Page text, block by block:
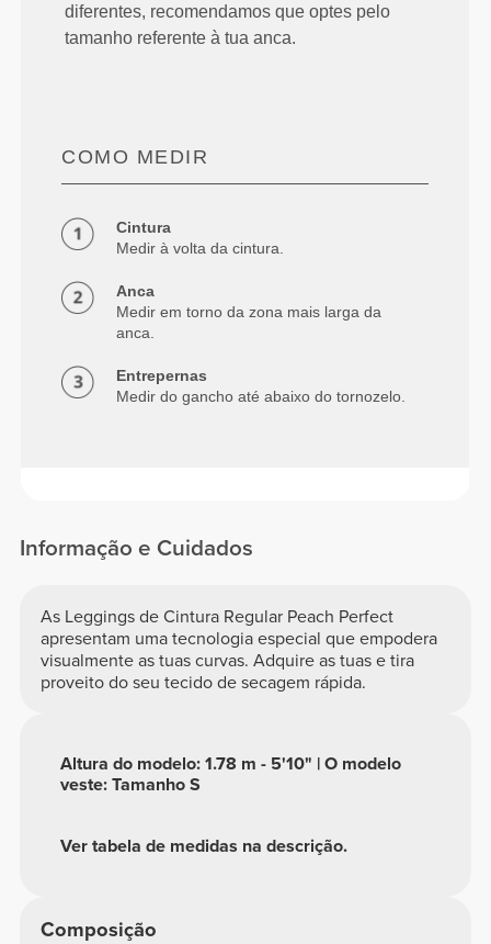
diferentes, recomendamos que optes pelo
tamanho referente à tua anca.
COMO MEDIR
Cintura
Medir à volta da cintura.
Anca
Medir em torno da zona mais larga da
anca.
Entrepernas
Medir do gancho até abaixo do tornozelo.
Informação e Cuidados
As Leggings de Cintura Regular Peach Perfect
apresentam uma tecnologia especial que empodera
visualmente as tuas curvas. Adquire as tuas e tira
proveito do seu tecido de secagem rápida.
Ver tabela de medidas na descrição.
Altura do modelo: 1.78 m - 5'10" | O modelo
veste: Tamanho S
Composição